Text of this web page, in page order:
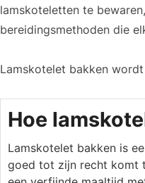
lamskoteletten te
bereidingsmethoden die
Lamskotelet bakken
Hoe
Lamskotelet bakken is
goed tot zijn recht komt